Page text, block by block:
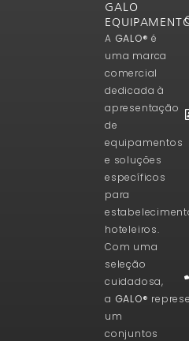
GALO
A GALO® é
uma marca
comercial
dedicada à
apresentação
de
equipamentos
e soluções
específicos
para
hoteleiros.
Com uma
seleção
cuidadosa,
a GALO®
um
conjuntos